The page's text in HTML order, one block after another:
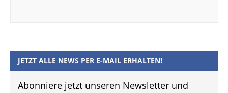
JETZT ALLE NEWS PER E-MAIL ERHALTEN!
Abonniere jetzt unseren Newsletter und